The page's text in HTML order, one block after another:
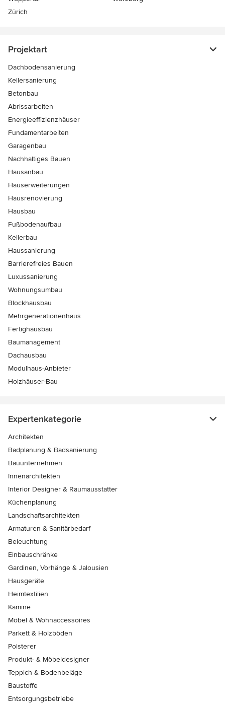
Zürich
Projektart
Dachbodensanierung
Kellersanierung
Betonbau
Abrissarbeiten
Energieeffizienzhäuser
Fundamentarbeiten
Garagenbau
Nachhaltiges Bauen
Hausanbau
Hauserweiterungen
Hausrenovierung
Hausbau
Fußbodenaufbau
Kellerbau
Haussanierung
Barrierefreies Bauen
Luxussanierung
Wohnungsumbau
Blockhausbau
Mehrgenerationenhaus
Fertighausbau
Baumanagement
Dachausbau
Modulhaus-Anbieter
Holzhäuser-Bau
Expertenkategorie
Architekten
Badplanung & Badsanierung
Bauunternehmen
Innenarchitekten
Interior Designer & Raumausstatter
Küchenplanung
Landschaftsarchitekten
Armaturen & Sanitärbedarf
Beleuchtung
Einbauschränke
Gardinen, Vorhänge & Jalousien
Hausgeräte
Heimtextilien
Kamine
Möbel & Wohnaccessoires
Parkett & Holzböden
Polsterer
Produkt- & Möbeldesigner
Teppich & Bodenbeläge
Baustoffe
Entsorgungsbetriebe